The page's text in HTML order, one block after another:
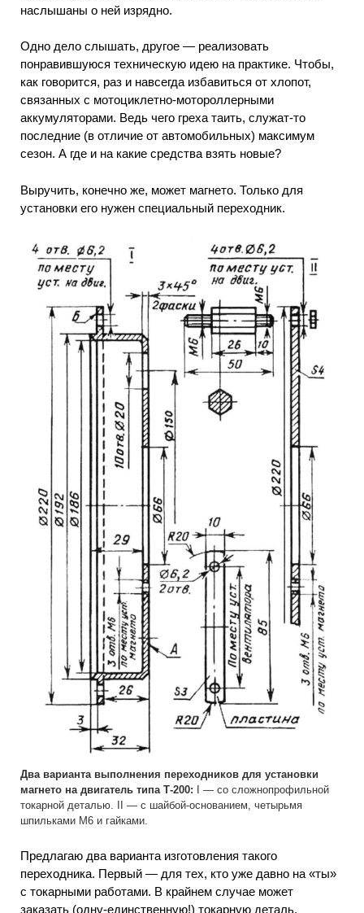
наслышаны о ней изрядно.
Одно дело слышать, другое — реализовать
понравившуюся техническую идею на практике. Чтобы,
как говорится, раз и навсегда избавиться от хлопот,
связанных с мотоциклетно-мотороллерными
аккумуляторами. Ведь чего греха таить, служат-то
последние (в отличие от автомобильных) максимум
сезон. А где и на какие средства взять новые?
Выручить, конечно же, может магнето. Только для
установки его нужен специальный переходник.
Два варианта выполнения переходников для установки
магнето на двигатель типа Т-200: I — со сложнопрофильной
токарной деталью. II — с шайбой-основанием, четырьмя
шпильками М6 и гайками.
Предлагаю два варианта изготовления такого
переходника. Первый — для тех, кто уже давно на «ты»
с токарными работами. В крайнем случае может
заказать (одну-единственную!) токарную деталь.